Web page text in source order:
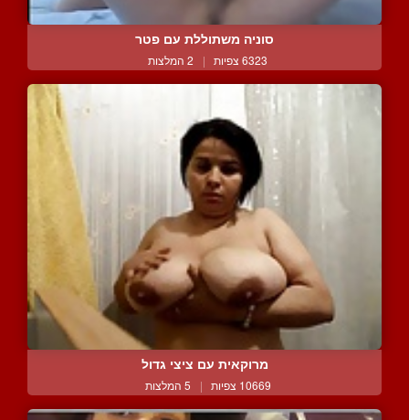
סוניה משתוללת עם פטר
6323 צפיות | 2 המלצות
מרוקאית עם ציצי גדול
10669 צפיות | 5 המלצות